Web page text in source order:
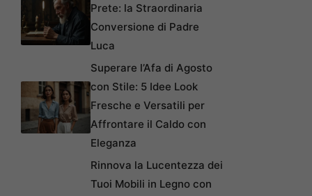
Prete: la Straordinaria
Conversione di Padre
Luca
Superare l’Afa di Agosto
con Stile: 5 Idee Look
Fresche e Versatili per
Affrontare il Caldo con
Eleganza
Rinnova la Lucentezza dei
Tuoi Mobili in Legno con